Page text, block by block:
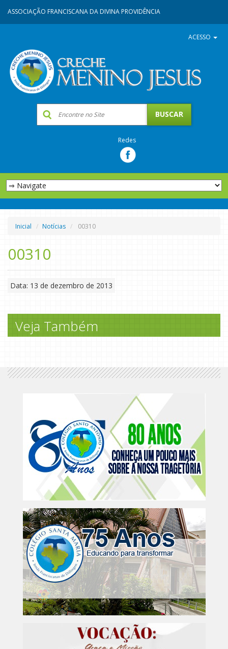
ASSOCIAÇÃO FRANCISCANA DA DIVINA PROVIDÊNCIA
ACESSO
Redes
Inicial Notícias 00310
00310
Data: 13 de dezembro de 2013
Veja Também